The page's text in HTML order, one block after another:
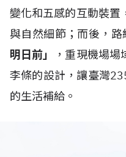
變化和五感的互動裝置
與自然細節；而後，
明日前」
，重現機場
李條的設計，讓臺灣
的生活補給。